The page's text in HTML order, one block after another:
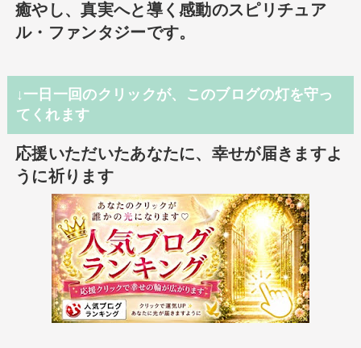
癒やし、真実へと導く感動のスピリチュア
ル・ファンタジーです。
↓一日一回のクリックが、このブログの灯を守っ
てくれます
応援いただいたあなたに、幸せが届きますよ
うに祈ります